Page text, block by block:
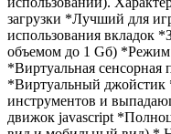
загрузки *Лучший для
использования вкладок
объемом до 1 Gб) *Режим
*Виртуальная
*Виртуальный джойстик
инструментов и
движок jаvascript